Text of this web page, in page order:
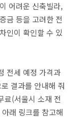
어려운 신축빌라,
금 등을 고려한 전
인이 확인할 수 있
전세 예정 가격과
결과를 안내해 줘
료(서울시 소재 전
래 링크를 참고해